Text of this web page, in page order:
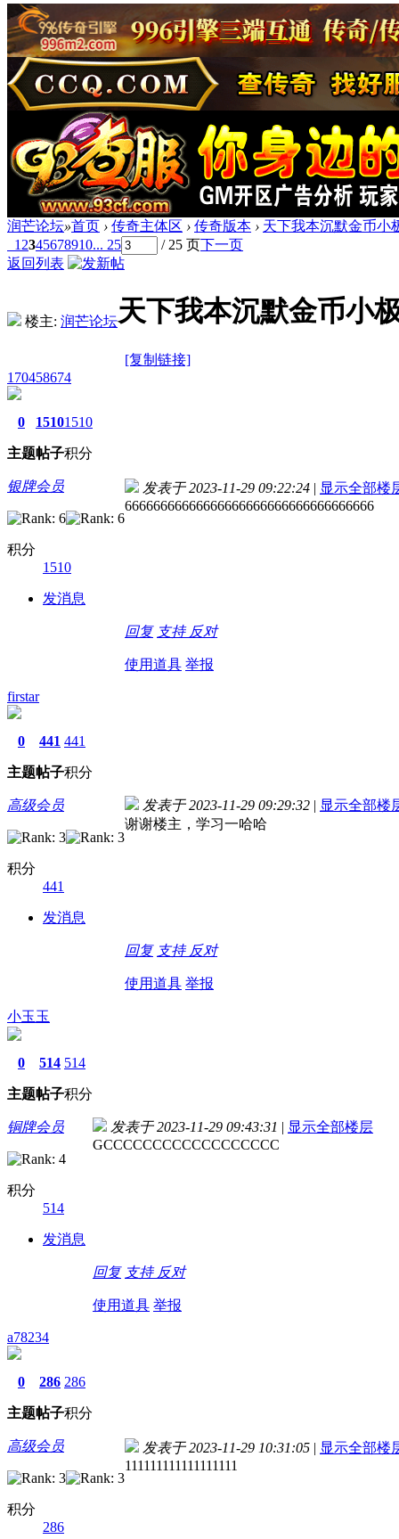
润芒论坛»首页 › 传奇主体区 › 传奇版本 › 天下我本沉默金币小
1 2345678910... 25 / 25 页下一页
返回列表
楼主: 润芒论坛天下我本沉默金币小
[复制链接]
170458674
0
主题
1510
帖子
1510
积分
银牌会员
积分
1510
发消息
发表于 2023-11-29 09:22:24 | 显示全部楼
66666666666666666666666666666666666
回复 支持 反对
使用道具 举报
firstar
0
主题
441
帖子
441
积分
高级会员
积分
441
发消息
发表于 2023-11-29 09:29:32 | 显示全部楼
谢谢楼主，学习一哈哈
回复 支持 反对
使用道具 举报
小玉玉
0
主题
514
帖子
514
积分
铜牌会员
积分
514
发消息
发表于 2023-11-29 09:43:31 | 显示全部楼层
GCCCCCCCCCCCCCCCCCC
回复 支持 反对
使用道具 举报
a78234
0
主题
286
帖子
286
积分
高级会员
积分
286
发表于 2023-11-29 10:31:05 | 显示全部楼
111111111111111111